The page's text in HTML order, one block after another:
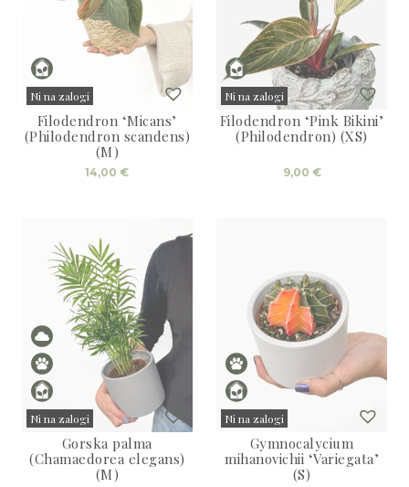
Ni na zalogi
Sold
Filodendron ‘Micans’
(Philodendron scandens)
(M)
14,00 €
Ni na zalogi
Sold
Filodendron ‘Pink Bikini’
(Philodendron) (XS)
9,00 €
Ni na zalogi
Sold
Gorska palma
(Chamaedorea elegans)
(M)
Ni na zalogi
Sold
Gymnocalycium
mihanovichii ‘Variegata’
(S)